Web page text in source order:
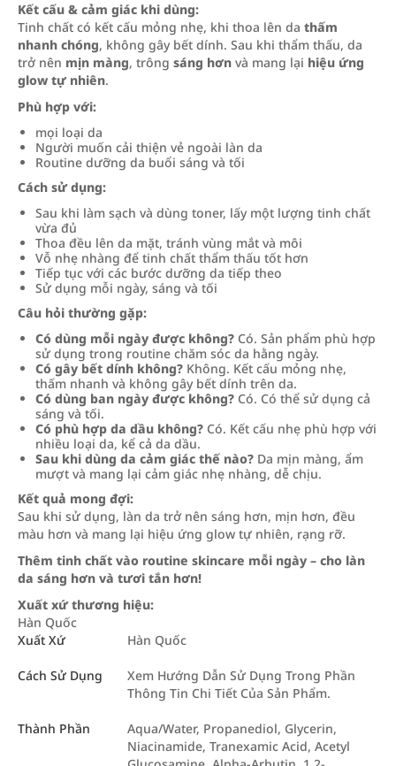
Kết cấu & cảm giác khi dùng:
Tinh chất có kết cấu mỏng nhẹ, khi thoa lên da thấm
nhanh chóng, không gây bết dính. Sau khi thẩm thấu, da
trở nên mịn màng, trông sáng hơn và mang lại hiệu ứng
glow tự nhiên.
Phù hợp với:
mọi loại da
Người muốn cải thiện vẻ ngoài làn da
Routine dưỡng da buổi sáng và tối
Cách sử dụng:
Sau khi làm sạch và dùng toner, lấy một lượng tinh chất
vừa đủ
Thoa đều lên da mặt, tránh vùng mắt và môi
Vỗ nhẹ nhàng để tinh chất thẩm thấu tốt hơn
Tiếp tục với các bước dưỡng da tiếp theo
Sử dụng mỗi ngày, sáng và tối
Câu hỏi thường gặp:
Có dùng mỗi ngày được không? Có. Sản phẩm phù hợp
sử dụng trong routine chăm sóc da hằng ngày.
Có gây bết dính không? Không. Kết cấu mỏng nhẹ,
thấm nhanh và không gây bết dính trên da.
Có dùng ban ngày được không? Có. Có thể sử dụng cả
sáng và tối.
Có phù hợp da dầu không? Có. Kết cấu nhẹ phù hợp với
nhiều loại da, kể cả da dầu.
Sau khi dùng da cảm giác thế nào? Da mịn màng, ẩm
mượt và mang lại cảm giác nhẹ nhàng, dễ chịu.
Kết quả mong đợi:
Sau khi sử dụng, làn da trở nên sáng hơn, mịn hơn, đều
màu hơn và mang lại hiệu ứng glow tự nhiên, rạng rỡ.
Thêm tinh chất vào routine skincare mỗi ngày – cho làn
da sáng hơn và tươi tắn hơn!
Xuất xứ thương hiệu:
Hàn Quốc
Xuất Xứ
Hàn Quốc
Cách Sử Dụng
Xem Hướng Dẫn Sử Dụng Trong Phần
Thông Tin Chi Tiết Của Sản Phẩm.
Thành Phần
Aqua/Water, Propanediol, Glycerin,
Niacinamide, Tranexamic Acid, Acetyl